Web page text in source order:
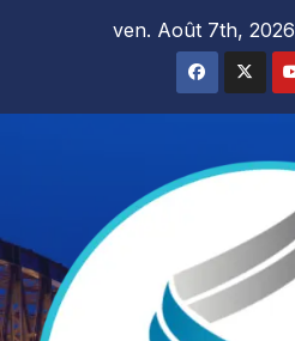
ven. Août 7th, 2026